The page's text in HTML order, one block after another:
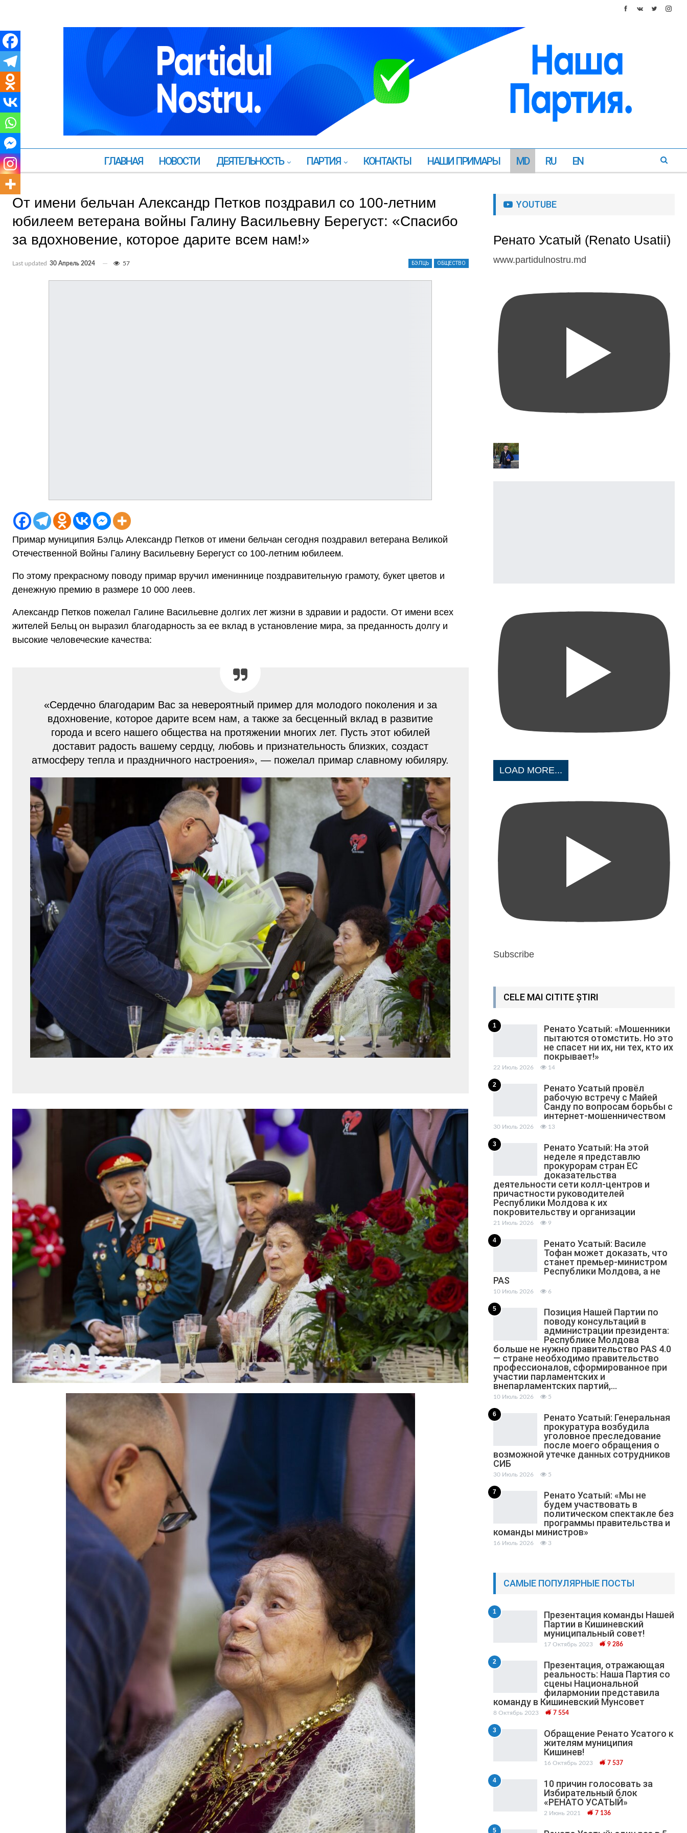
ГЛАВНАЯ НОВОСТИ ДЕЯТЕЛЬНОСТЬ ПАРТИЯ КОНТАКТЫ НАШИ ПРИМАРЫ MD RU EN
От имени бельчан Александр Петков поздравил со 100-летним
юбилеем ветерана войны Галину Васильевну Берегуст: «Спасибо
за вдохновение, которое дарите всем нам!»
БЭЛЦЬ ОБЩЕСТВО
Last updated 30 Апрель 2024 57
Примар муниципия Бэлць Александр Петков от имени бельчан сегодня поздравил ветерана Великой
Отечественной Войны Галину Васильевну Берегуст со 100-летним юбилеем.
По этому прекрасному поводу примар вручил имениннице поздравительную грамоту, букет цветов и
денежную премию в размере 10 000 леев.
Александр Петков пожелал Галине Васильевне долгих лет жизни в здравии и радости. От имени всех
жителей Бельц он выразил благодарность за ее вклад в установление мира, за преданность долгу и
высокие человеческие качества:
«Сердечно благодарим Вас за невероятный пример для молодого поколения и за
вдохновение, которое дарите всем нам, а также за бесценный вклад в развитие
города и всего нашего общества на протяжении многих лет. Пусть этот юбилей
доставит радость вашему сердцу, любовь и признательность близких, создаст
атмосферу тепла и праздничного настроения», — пожелал примар славному юбиляру.
YOUTUBE
Ренато Усатый (Renato Usatii)
www.partidulnostru.md
LOAD MORE...
Subscribe
CELE MAI CITITE ȘTIRI
1
Ренато Усатый: «Мошенники
пытаются отомстить. Но это
не спасет ни их, ни тех, кто их
покрывает!»
22 Июль 2026 14
2
Ренато Усатый провёл
рабочую встречу с Майей
Санду по вопросам борьбы с
интернет-мошенничеством
30 Июль 2026 13
3
Ренато Усатый: На этой
неделе я представлю
прокурорам стран ЕС
доказательства
деятельности сети колл-центров и
причастности руководителей
Республики Молдова к их
покровительству и организации
21 Июль 2026 9
4
Ренато Усатый: Василе
Тофан может доказать, что
станет премьер-министром
Республики Молдова, а не
PAS
10 Июль 2026 6
5
Позиция Нашей Партии по
поводу консультаций в
администрации президента:
Республике Молдова
больше не нужно правительство PAS 4.0
— стране необходимо правительство
профессионалов, сформированное при
участии парламентских и
внепарламентских партий,…
10 Июль 2026 5
6
Ренато Усатый: Генеральная
прокуратура возбудила
уголовное преследование
после моего обращения о
возможной утечке данных сотрудников
СИБ
30 Июль 2026 5
7
Ренато Усатый: «Мы не
будем участвовать в
политическом спектакле без
программы правительства и
команды министров»
16 Июль 2026 3
САМЫЕ ПОПУЛЯРНЫЕ ПОСТЫ
1
Презентация команды Нашей
Партии в Кишиневский
муниципальный cовет!
17 Октябрь 2023 9 286
2
Презентация, отражающая
реальность: Наша Партия со
сцены Национальной
филармонии представила
команду в Кишиневский Мунсовет
8 Октябрь 2023 7 554
3
Обращение Ренато Усатого к
жителям муниципия
Кишинев!
16 Октябрь 2023 7 537
4
10 причин голосовать за
Избирательный блок
«РЕНАТО УСАТЫЙ»
2 Июнь 2021 7 136
5